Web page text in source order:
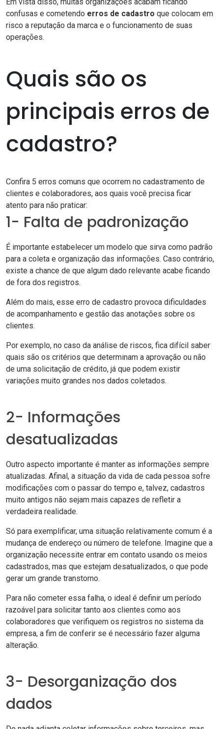
confusas e cometendo erros de cadastro que colocam em
risco a reputação da marca e o funcionamento de suas
operações.
Quais são os
principais erros de
cadastro?
Confira 5 erros comuns que ocorrem no cadastramento de
clientes e colaboradores, aos quais você precisa ficar
atento para não praticar:
1- Falta de padronização
É importante estabelecer um modelo que sirva como padrão
para a coleta e organização das informações. Caso contrário,
existe a chance de que algum dado relevante acabe ficando
de fora dos registros.
Além do mais, esse erro de cadastro provoca dificuldades
de acompanhamento e gestão das anotações sobre os
clientes.
Por exemplo, no caso da análise de riscos, fica difícil saber
quais são os critérios que determinam a aprovação ou não
de uma solicitação de crédito, já que podem existir
variações muito grandes nos dados coletados.
2- Informações
desatualizadas
Outro aspecto importante é manter as informações sempre
atualizadas. Afinal, a situação da vida de cada pessoa sofre
modificações com o passar do tempo e, talvez, cadastros
muito antigos não sejam mais capazes de refletir a
verdadeira realidade.
Só para exemplificar, uma situação relativamente comum é a
mudança de endereço ou número de telefone. Imagine que a
organização necessite entrar em contato usando os meios
cadastrados, mas que estejam desatualizados, o que pode
gerar um grande transtorno.
Para não cometer essa falha, o ideal é definir um período
razoável para solicitar tanto aos clientes como aos
colaboradores que verifiquem os registros no sistema da
empresa, a fim de conferir se é necessário fazer alguma
alteração.
3- Desorganização dos
dados